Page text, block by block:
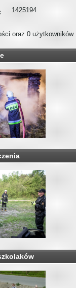
1425194
oraz 0 użytkowników.